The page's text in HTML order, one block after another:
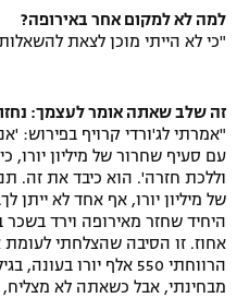
למה לא למקום אחר באירופה?
"כי לא הייתי מוכן לצאת
זה שלב שאתה אומר לעצמך:
"אמרתי לג'ורדי קרויף בפירוש:
עם סעיף שחרור של מיליון יורו,
וללכת חזרה'. הוא כיבד את זה.
של מיליון יורו, אף אחד לא ייתן
אחוז. זו הסיבה שהצלחתי לעומת
מבחינתי, אבל כשאתה לא מצליח,